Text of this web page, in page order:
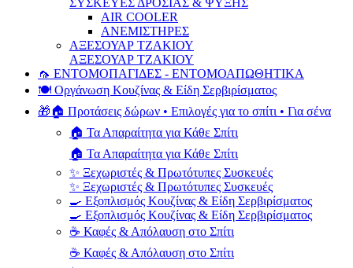
ΣΥΣΚΕΥΕΣ ΔΡΟΣΙΑΣ & ΨΥΞΗΣ
AIR COOLER
ΑΝΕΜΙΣΤΗΡΕΣ
ΑΞΕΣΟΥΑΡ ΤΖΑΚΙΟΥ
ΑΞΕΣΟΥΑΡ ΤΖΑΚΙΟΥ
🦟 ΕΝΤΟΜΟΠΑΓΙΔΕΣ - ΕΝΤΟΜΟΑΠΩΘΗΤΙΚΑ
🍽️ Οργάνωση Κουζίνας & Είδη Σερβιρίσματος
🎁🏠 Προτάσεις δώρων • Επιλογές για το σπίτι • Για σένα
🏠 Τα Απαραίτητα για Κάθε Σπίτι
🏠 Τα Απαραίτητα για Κάθε Σπίτι
✨ Ξεχωριστές & Πρωτότυπες Συσκευές
✨ Ξεχωριστές & Πρωτότυπες Συσκευές
🍳 Εξοπλισμός Κουζίνας & Είδη Σερβιρίσματος
🍳 Εξοπλισμός Κουζίνας & Είδη Σερβιρίσματος
☕ Καφές & Απόλαυση στο Σπίτι
☕ Καφές & Απόλαυση στο Σπίτι